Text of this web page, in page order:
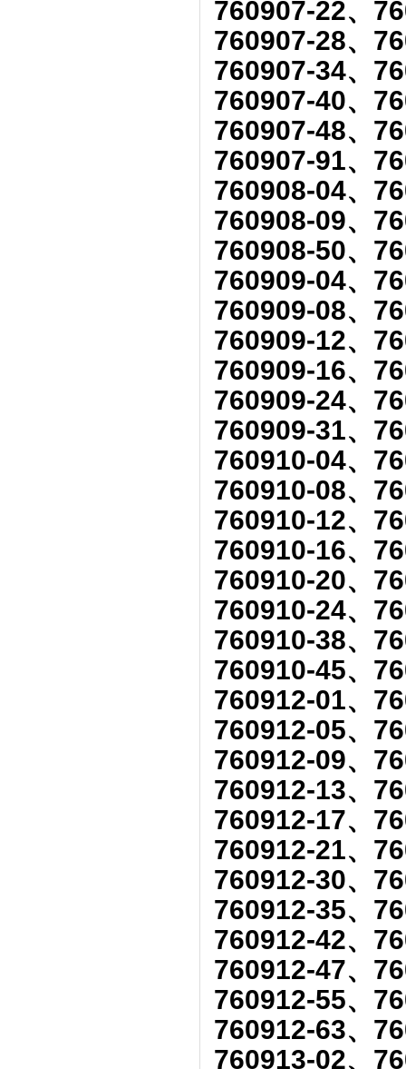
760907-22、
760907-28、
760907-34、
760907-40、
760907-48、
760907-91、
760908-04、
760908-09、
760908-50、
760909-04、
760909-08、
760909-12、
760909-16、
760909-24、
760909-31、
760910-04、
760910-08、
760910-12、
760910-16、
760910-20、
760910-24、
760910-38、
760910-45、
760912-01、
760912-05、
760912-09、
760912-13、
760912-17、
760912-21、
760912-30、
760912-35、
760912-42、
760912-47、
760912-55、
760912-63、
760913-02、